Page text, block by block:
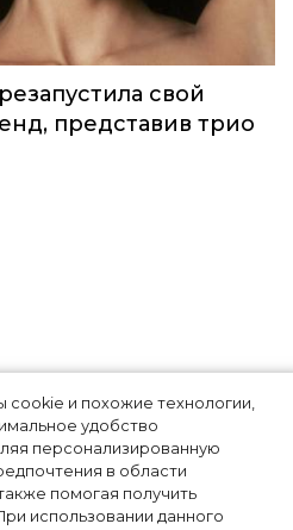
cookie и похожие технологии,
удобство
персонализированную
в области
помогая получить
использовании данного
свой
представив трио
стрижек